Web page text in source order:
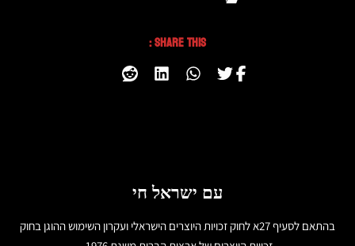
Share This :
עם ישראל חי
בהתאם לסעיף 27א לחוק זכויות היוצרים הישראלי ועקרון השימוש ההוגן בחוק